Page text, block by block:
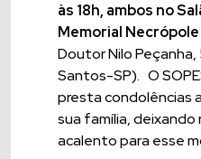
às 18h, ambos no
Memorial
Doutor Nilo
Santos-SP). O
presta condolências
sua família, deixando
acalento para esse